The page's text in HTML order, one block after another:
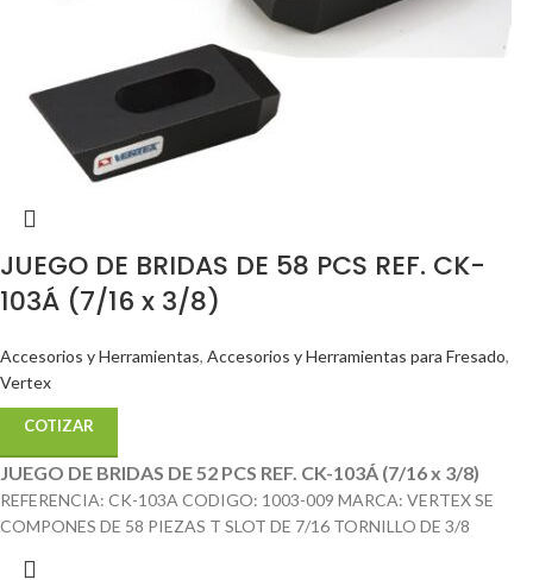
JUEGO DE BRIDAS DE 58 PCS REF. CK-
103Á (7/16 x 3/8)
Accesorios y Herramientas, Accesorios y Herramientas para Fresado,
Vertex
COTIZAR
JUEGO DE BRIDAS DE 52 PCS REF. CK-103Á (7/16 x 3/8)
REFERENCIA: CK-103A CODIGO: 1003-009 MARCA: VERTEX SE
COMPONES DE 58 PIEZAS T SLOT DE 7/16 TORNILLO DE 3/8